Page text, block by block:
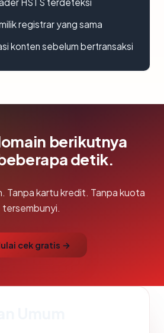
registrar yang sama
konten sebelum bertransaksi
berikutnya
detik.
Tanpa kartu kredit. Tanpa kuota
tersembunyi.
cek gratis →